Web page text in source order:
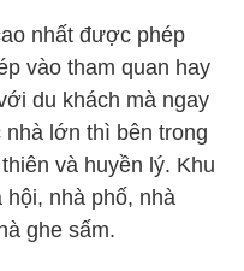
nhất được phép
vào tham quan hay
du khách mà ngay
lớn thì bên trong
và huyền lý. Khu
hội, nhà phố, nhà
ghe sấm.